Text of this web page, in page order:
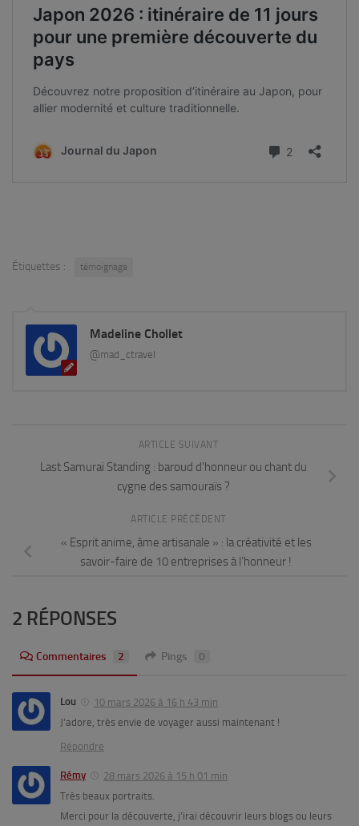
Étiquettes : témoignage
Madeline Chollet
@mad_ctravel
ARTICLE SUIVANT
Last Samurai Standing : baroud d’honneur ou chant du
cygne des samouraïs ?
ARTICLE PRÉCÉDENT
« Esprit anime, âme artisanale » : la créativité et les
savoir-faire de 10 entreprises à l’honneur !
2 RÉPONSES
Commentaires 2 Pings 0
Lou
10 mars 2026 à 16 h 43 min
J’adore, très envie de voyager aussi maintenant !
Répondre
Rémy
28 mars 2026 à 15 h 01 min
Très beaux portraits.
Merci pour la découverte, j’irai découvrir leurs blogs ou leurs